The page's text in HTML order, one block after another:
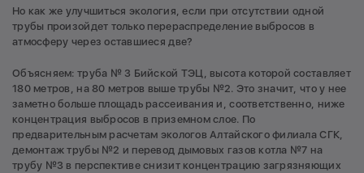
Но как же улучшиться экология, если при отсутствии одной
трубы произойдет только перераспределение выбросов в
атмосферу через оставшиеся две?
Объясняем: труба № 3 Бийской ТЭЦ, высота которой составляет
180 метров, на 80 метров выше трубы №2. Это значит, что у нее
заметно больше площадь рассеивания и, соответственно, ниже
концентрация выбросов в приземном слое. По
предварительным расчетам экологов Алтайского филиала СГК,
демонтаж трубы №2 и перевод дымовых газов котла №7 на
трубу №3 в перспективе снизит концентрацию загрязняющих